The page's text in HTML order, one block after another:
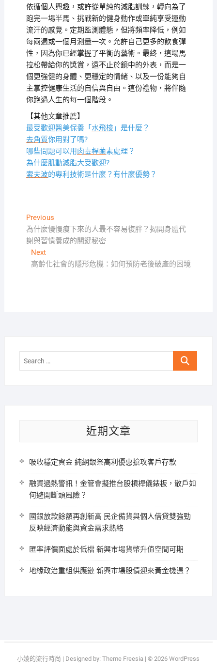
依循個人興趣，或許從單純的減脂訓練，轉向為了
跑完一場半馬、挑戰新的健身動作或單純享受運動
流汗的感覺。定期監測體態，但將頻率降低，例如
每兩週或一個月測量一次。允許自己更多的飲食彈
性，因為你已經掌握了平衡的藝術。最終，這場馬
拉松帶給你的獎賞，遠不止於鏡中的外表，而是一
個更強健的身體、更穩定的情緒、以及一份能夠自
主掌控健康生活的自信與自由。這份禮物，將伴隨
你跑過人生的每一個階段。
【其他文章推薦】
最受歡迎醫美保養「 水飛梭」是什麼？
去角質你用對了嗎?
哪些問題可以用肉毒桿菌素處理？
為什麼肌動減脂大受歡迎?
索夫波的專利技術是什麼？有什麼優勢？
文
章
導
覽
PreviousPrevious
post:
為什麼慢慢瘦下來的人最不容易復胖？揭開身體代
謝與習慣養成的關鍵秘密
NextNext
post:
高齡化社會的隱形危機：如何預防老後破產的困境
Search
近期文章
吸收穩定資金 純網銀祭高利優惠搶攻客戶存款
融資過熱警訊！金管會擬推台股槓桿儀錶板，散戶如
何避開斷頭風險？
國銀放款餘額再創新高 民企備貨與個人借貸雙強勁
反映經濟動能與資金需求熱絡
匯率評價面處於低檔 新興市場貨幣升值空間可期
地緣政治重組供應鏈 新興市場股債迎來黃金機遇？
小婈的流行時尚 | Designed by:Theme Freesia | © 2026WordPress